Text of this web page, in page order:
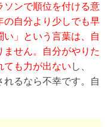
ソンで順位を付ける意
の自分より少しでも早
い」という言葉は、自
せん。
自分がやりた
ても力が出ない し、
るなら不幸です。自